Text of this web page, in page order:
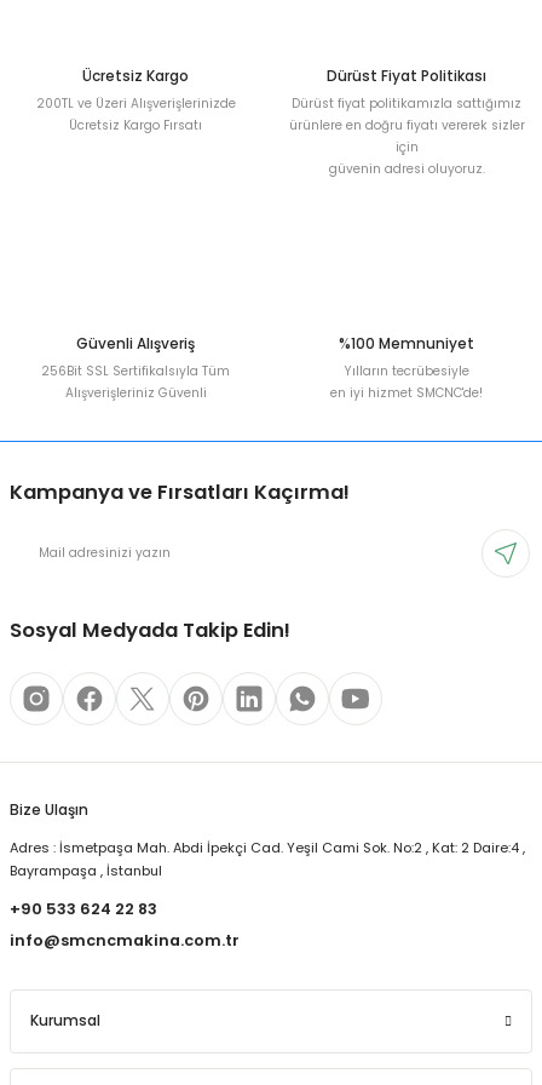
Ücretsiz Kargo
200TL ve Üzeri Alışverişlerinizde
Ücretsiz Kargo Fırsatı
Dürüst Fiyat Politikası
Dürüst fiyat politikamızla sattığımız
ürünlere en doğru fiyatı vererek sizler
için
güvenin adresi oluyoruz.
Güvenli Alışveriş
256Bit SSL Sertifikalsıyla Tüm
Alışverişleriniz Güvenli
%100 Memnuniyet
Yılların tecrübesiyle
en iyi hizmet SMCNC'de!
Kampanya ve Fırsatları Kaçırma!
Sosyal Medyada Takip Edin!
Bize Ulaşın
Adres : İsmetpaşa Mah. Abdi İpekçi Cad. Yeşil Cami Sok. No:2 , Kat: 2 Daire:4 ,
Bayrampaşa , İstanbul
+90 533 624 22 83
info@smcncmakina.com.tr
Kurumsal